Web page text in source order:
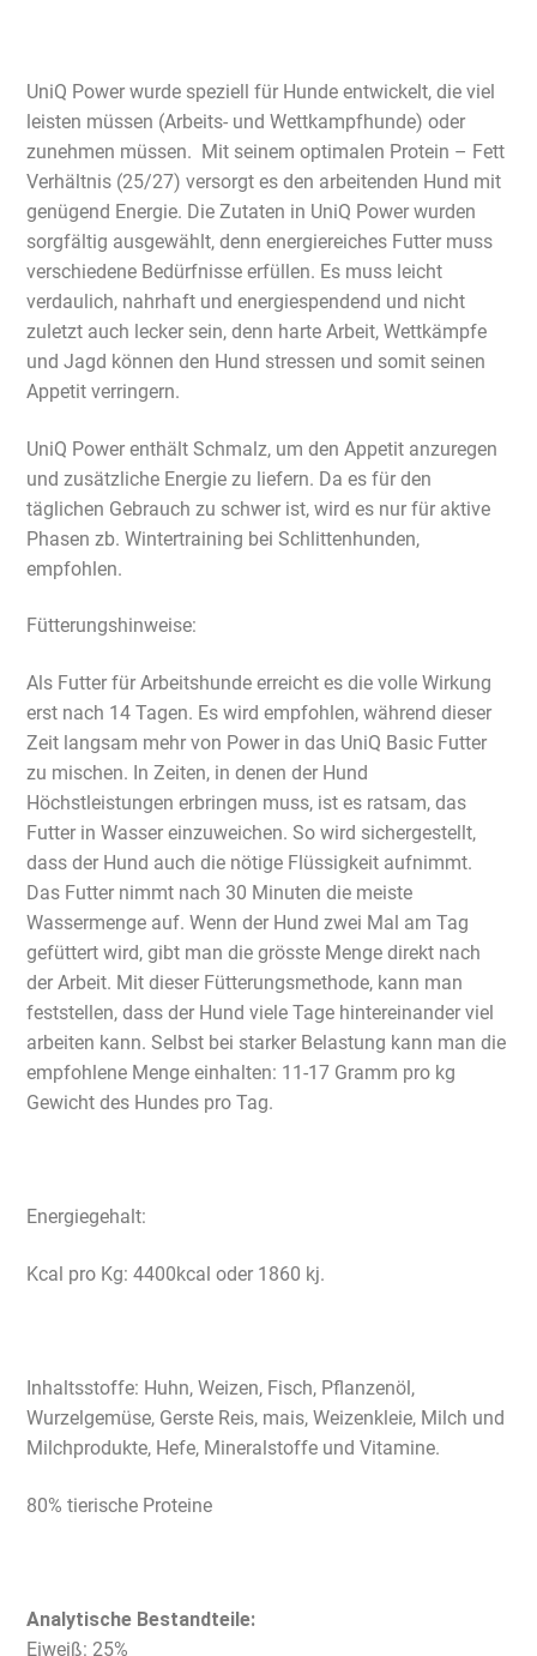
UniQ Power wurde speziell für Hunde entwickelt, die viel
leisten müssen (Arbeits- und Wettkampfhunde) oder
zunehmen müssen. Mit seinem optimalen Protein – Fett
Verhältnis (25/27) versorgt es den arbeitenden Hund mit
genügend Energie. Die Zutaten in UniQ Power wurden
sorgfältig ausgewählt, denn energiereiches Futter muss
verschiedene Bedürfnisse erfüllen. Es muss leicht
verdaulich, nahrhaft und energiespendend und nicht
zuletzt auch lecker sein, denn harte Arbeit, Wettkämpfe
und Jagd können den Hund stressen und somit seinen
Appetit verringern.
UniQ Power enthält Schmalz, um den Appetit anzuregen
und zusätzliche Energie zu liefern. Da es für den
täglichen Gebrauch zu schwer ist, wird es nur für aktive
Phasen zb. Wintertraining bei Schlittenhunden,
empfohlen.
Fütterungshinweise:
Als Futter für Arbeitshunde erreicht es die volle Wirkung
erst nach 14 Tagen. Es wird empfohlen, während dieser
Zeit langsam mehr von Power in das UniQ Basic Futter
zu mischen. In Zeiten, in denen der Hund
Höchstleistungen erbringen muss, ist es ratsam, das
Futter in Wasser einzuweichen. So wird sichergestellt,
dass der Hund auch die nötige Flüssigkeit aufnimmt.
Das Futter nimmt nach 30 Minuten die meiste
Wassermenge auf. Wenn der Hund zwei Mal am Tag
gefüttert wird, gibt man die grösste Menge direkt nach
der Arbeit. Mit dieser Fütterungsmethode, kann man
feststellen, dass der Hund viele Tage hintereinander viel
arbeiten kann. Selbst bei starker Belastung kann man die
empfohlene Menge einhalten: 11-17 Gramm pro kg
Gewicht des Hundes pro Tag.
Energiegehalt:
Kcal pro Kg: 4400kcal oder 1860 kj.
Inhaltsstoffe: Huhn, Weizen, Fisch, Pflanzenöl,
Wurzelgemüse, Gerste Reis, mais, Weizenkleie, Milch und
Milchprodukte, Hefe, Mineralstoffe und Vitamine.
80% tierische Proteine
Analytische Bestandteile:
Eiweiß: 25%